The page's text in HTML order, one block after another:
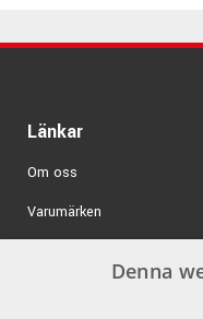
Länkar
Om oss
Varumärken
Denna